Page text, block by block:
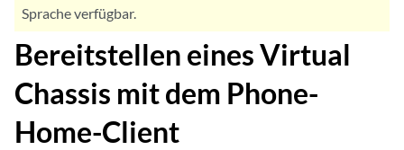
Sprache verfügbar.
Bereitstellen eines Virtual
Chassis mit dem Phone-
Home-Client